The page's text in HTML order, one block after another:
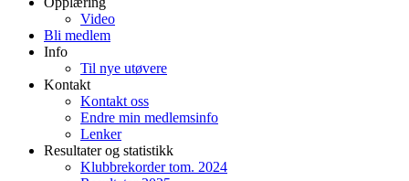
Video
Bli medlem
Info
Til nye utøvere
Kontakt
Kontakt oss
Endre min medlemsinfo
Lenker
Resultater og statistikk
Klubbrekorder tom. 2024